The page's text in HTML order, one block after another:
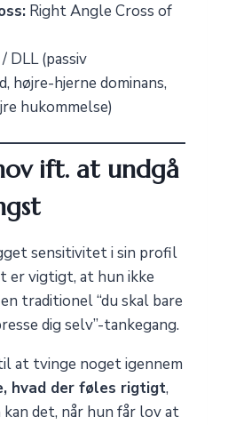
Right Angle Cross of
DLL (passiv
højre-hjerne dominans,
hukommelse)
ift. at undgå
sensitivitet i sin profil
er vigtigt, at hun ikke
traditionel “du skal bare
dig selv”-tankegang.
at tvinge noget igennem
hvad der føles rigtigt,
det, når hun får lov at